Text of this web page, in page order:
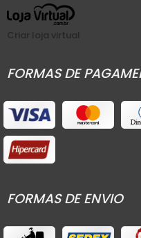
Criar loja virtual
FORMAS DE
FORMAS DE ENVIO